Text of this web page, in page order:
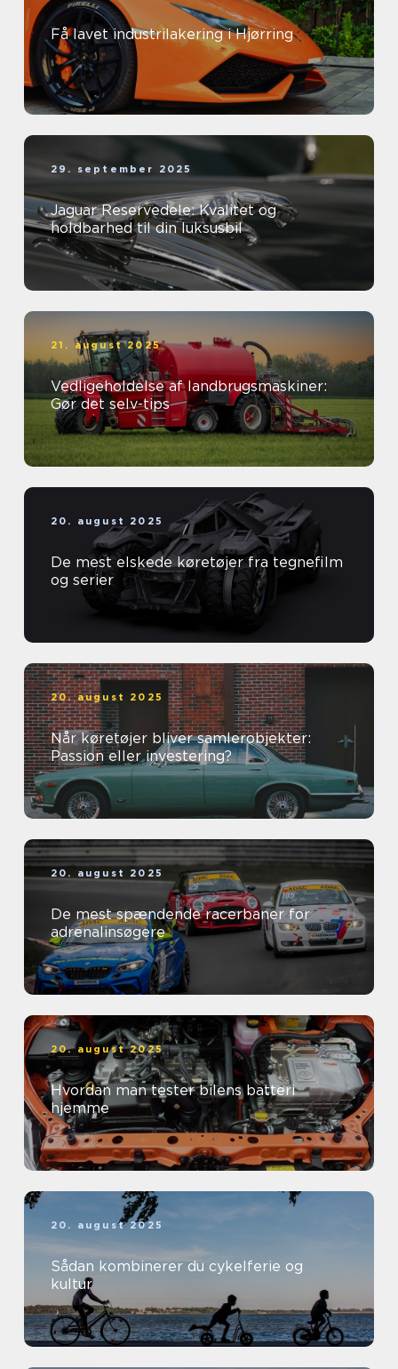
Få lavet industrilakering i Hjørring
29. september 2025
Jaguar Reservedele: Kvalitet og
holdbarhed til din luksusbil
21. august 2025
Vedligeholdelse af landbrugsmaskiner:
Gør det selv-tips
20. august 2025
De mest elskede køretøjer fra tegnefilm
og serier
20. august 2025
Når køretøjer bliver samlerobjekter:
Passion eller investering?
20. august 2025
De mest spændende racerbaner for
adrenalinsøgere
20. august 2025
Hvordan man tester bilens batteri
hjemme
20. august 2025
Sådan kombinerer du cykelferie og
kultur